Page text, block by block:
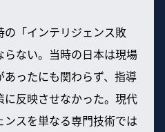
の「インテリジェンス敗
ない。当時の日本は現場
ったにも関わらず、指導
反映させなかった。現代
スを単なる専門技術では